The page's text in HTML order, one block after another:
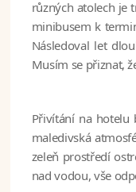
různých atolech je
minibusem k
Následoval let
Musím se přiznat,
Přivítání na hotelu
maledivská
zeleň prostředí
nad vodou, vše